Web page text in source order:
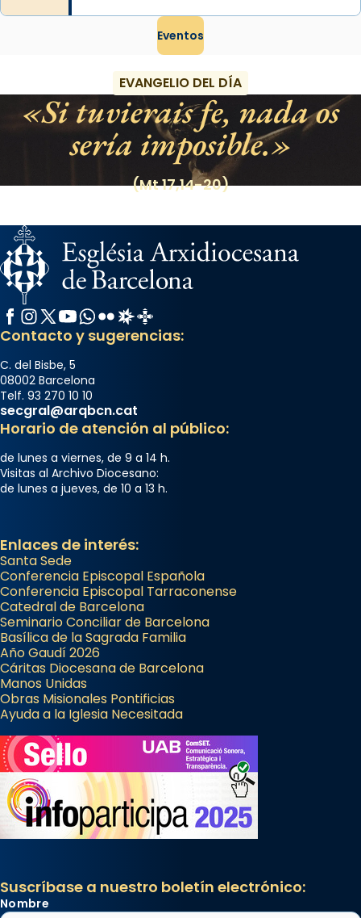
Eventos
EVANGELIO DEL DÍA
Si tuvierais fe, nada os
sería imposible.
(Mt 17,14-20)
Facebook
Instagram
X / Twitter
YouTube
WhatsApp
FlickrRadio Estel
Catalunya Cristiana
Contacto y sugerencias:
C. del Bisbe, 5
08002 Barcelona
Telf. 93 270 10 10
secgral@arqbcn.cat
Horario de atención al público:
de lunes a viernes, de 9 a 14 h.
Visitas al Archivo Diocesano:
de lunes a jueves, de 10 a 13 h.
Enlaces de interés:
Santa Sede
Conferencia Episcopal Española
Conferencia Episcopal Tarraconense
Catedral de Barcelona
Seminario Conciliar de Barcelona
Basílica de la Sagrada Familia
Año Gaudí 2026
Cáritas Diocesana de Barcelona
Manos Unidas
Obras Misionales Pontificias
Ayuda a la Iglesia Necesitada
Suscríbase a nuestro boletín electrónico:
Nombre